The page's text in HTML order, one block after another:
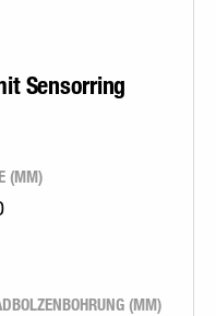
Sensorring
(MM)
(MM)